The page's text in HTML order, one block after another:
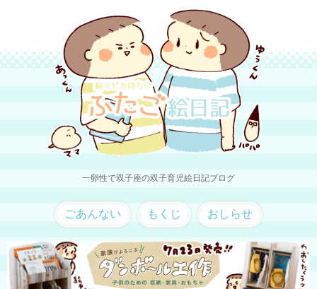
一卵性で双子座の双子育児絵日記ブログ
ごあんない もくじ おしらせ